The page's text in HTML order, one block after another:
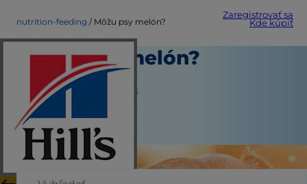
Zaregistrovať sa
Kde kúpiť
nutrition-feeding Môžu psy melón?
Môžu psy melón?
Výživa a kŕmenie
Jean Marie Bauhaus
Apríl 17, 2020